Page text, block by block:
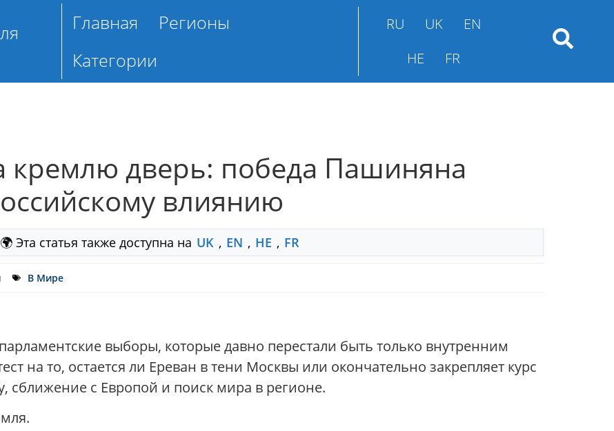
Главная
Регионы
Категории
RU UK
EN
HE
FR
кремлю дверь: победа Пашиняна
влиянию
🌍 Эта статья также доступна на UK , EN , HE , FR
В Мире
выборы, которые давно перестали быть только внутренним
на то, остается ли Ереван в тени Москвы или окончательно закрепляет курс
сближение с Европой и поиск мира в регионе.